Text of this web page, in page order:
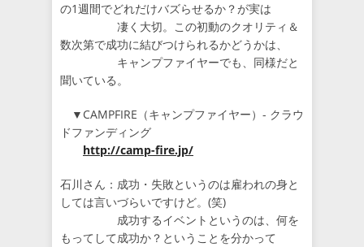
の1週間でどれだけバズらせるか？が実は
凄く大切。この初動のクオリティ＆
数次第で成功に結びつけられるかどうかは、
キャンプファイヤーでも、同様だと
聞いている。
▼CAMPFIRE（キャンプファイヤー）- クラウ
ドファンディング
http://camp-fire.jp/
石川さん：成功・失敗というのは雇われの身と
しては言いづらいですけど。(笑)
成功するイベントというのは、何を
もってして成功か？ということを分かって